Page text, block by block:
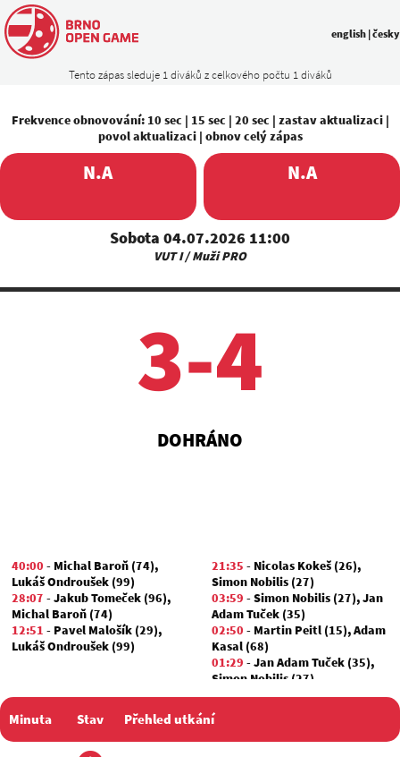
Tento zápas sleduje 1 diváků z celkového počtu 1 diváků
english |česky
Frekvence obnovování: 10 sec | 15 sec | 20 sec | zastav aktualizaci|
povol aktualizaci| obnov celý zápas
N.A
Sobota 04.07.2026 11:00
VUT I / Muži PRO
N.A
3-4
DOHRÁNO
40:00 - Michal Baroň (74),
Lukáš Ondroušek (99)
28:07 -Jakub Tomeček (96),
Michal Baroň (74)
12:51 - Pavel Malošík (29),
Lukáš Ondroušek (99)
21:35 - Nicolas Kokeš (26),
Simon Nobilis (27)
03:59 -Simon Nobilis (27),Jan
Adam Tuček (35)
02:50 - Martin Peitl (15),Adam
Kasal (68)
01:29 -Jan Adam Tuček (35),
Simon Nobilis (27)
Minuta Stav Přehled utkání